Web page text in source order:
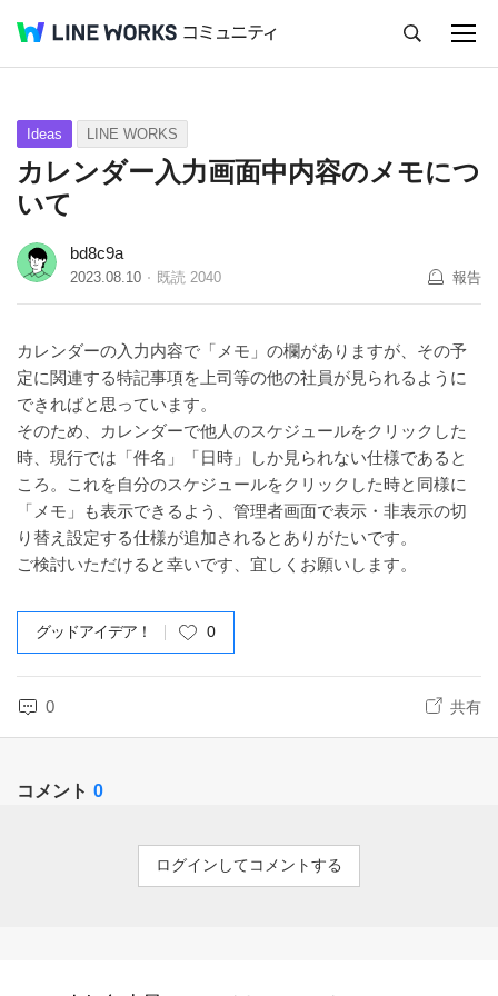
Q&A Tips Ideas
Ideas LINE WORKS
カレンダー入力画面中内容のメモにつ
いて
bd8c9a
2023.08.10 既読 2040 報告
カレンダーの入力内容で「メモ」の欄がありますが、その予
定に関連する特記事項を上司等の他の社員が見られるように
できればと思っています。
そのため、カレンダーで他人のスケジュールをクリックした
時、現行では「件名」「日時」しか見られない仕様であると
ころ。これを自分のスケジュールをクリックした時と同様に
「メモ」も表示できるよう、管理者画面で表示・非表示の切
り替え設定する仕様が追加されるとありがたいです。
ご検討いただけると幸いです、宜しくお願いします。
グッドアイデア！ 0
0 共有
コメント 0
ログインしてコメントする